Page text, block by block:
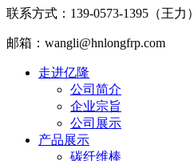
联系方式：139-0573-1395（王力）
邮箱：wangli@hnlongfrp.com
走进亿隆
公司简介
企业宗旨
公司展示
产品展示
碳纤维棒